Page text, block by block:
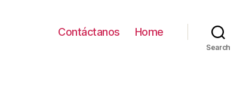
Contáctanos Home
Search